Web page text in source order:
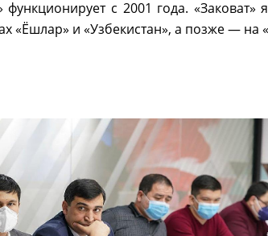
функционирует с 2001 года.
«Ёшлар» и «Узбекистан», а позже — на